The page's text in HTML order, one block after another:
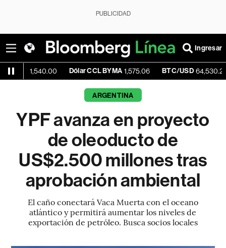
PUBLICIDAD
Ingresar
Dólar CCL BYMA 1,575.06 BTC/USD 64,530.27 -
ARGENTINA
YPF avanza en proyecto
de oleoducto de
US$2.500 millones tras
aprobación ambiental
El caño conectará Vaca Muerta con el oceano
atlántico y permitirá aumentar los niveles de
exportación de petróleo. Busca socios locales